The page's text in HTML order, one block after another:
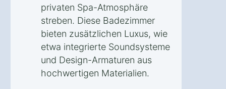
privaten Spa-Atmosphäre
streben. Diese Badezimmer
bieten zusätzlichen Luxus, wie
etwa integrierte Soundsysteme
und Design-Armaturen aus
hochwertigen Materialien.